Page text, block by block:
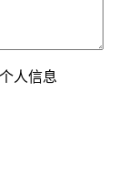
人信息